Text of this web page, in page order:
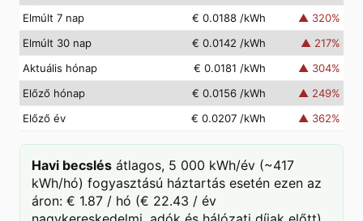
Elmúlt 7 nap
€ 0.0188 /kWh ▲ 320%
Elmúlt 30 nap
€ 0.0142 /kWh ▲ 217%
Aktuális hónap
€ 0.0181 /kWh ▲ 304%
Előző hónap
€ 0.0156 /kWh ▲ 249%
Előző év
€ 0.0207 /kWh ▲ 362%
Havi becslés átlagos, 5 000 kWh/év (~417
kWh/hó) fogyasztású háztartás esetén ezen az
áron: € 1.87 / hó (€ 22.43 / év